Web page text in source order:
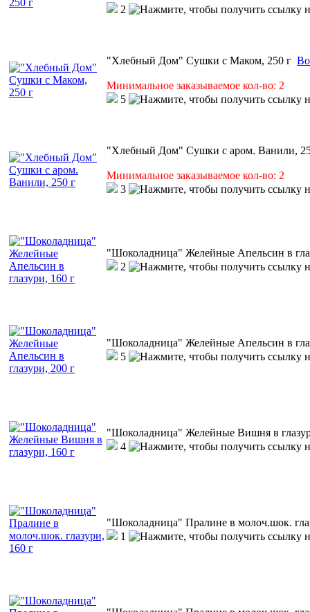
2
"Хлебный Дом" Сушки с Маком, 250 г
Минимальное заказываемое кол-во: 2
5
"Хлебный Дом" Сушки с аром. Ванили,
Минимальное заказываемое кол-во: 2
3
"Шоколадница" Желейные Апельсин в
2
"Шоколадница" Желейные Апельсин в
5
"Шоколадница" Желейные Вишня в
4
"Шоколадница" Пралине в молоч.шок.
1